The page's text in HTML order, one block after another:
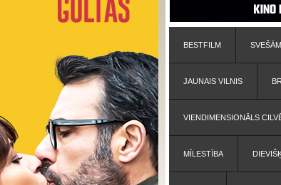
BESTFILM
JAUNAIS VILNIS
VIENDIMENSIONĀLS
MĪLESTĪBA